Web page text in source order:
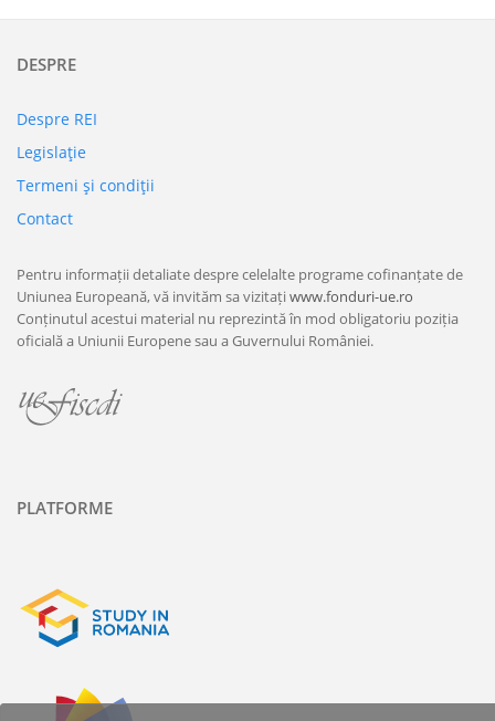
DESPRE
Despre REI
Legislaţie
Termeni şi condiţii
Contact
Pentru informații detaliate despre celelalte programe cofinanțate de
Uniunea Europeană, vă invităm sa vizitațiwww.fonduri-ue.ro
Conținutul acestui material nu reprezintă în mod obligatoriu poziția
oficială a Uniunii Europene sau a Guvernului României.
PLATFORME